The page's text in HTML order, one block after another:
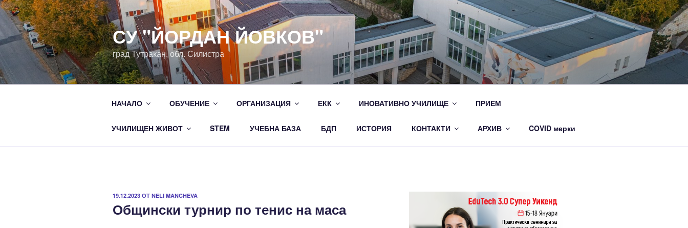
Напред
към
съдържанието
СУ "ЙОРДАН ЙОВКОВ"
град Тутракан, обл. Силистра
НАЧАЛО ОБУЧЕНИЕ ОРГАНИЗАЦИЯ ЕКК ИНОВАТИВНО УЧИЛИЩЕ ПРИЕМ
УЧИЛИЩЕН ЖИВОТ STEM УЧЕБНА БАЗА БДП ИСТОРИЯ КОНТАКТИ АРХИВ COVID мерки
ПУБЛИКУВАНО
НА
19.12.2023 ОТ NELI MANCHEVA
Общински турнир по тенис на маса